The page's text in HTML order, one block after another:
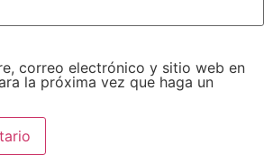
correo electrónico y sitio web en
la próxima vez que haga un